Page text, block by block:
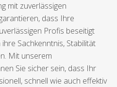
mit zuverlässigen
dass Ihre
Profis beseitigt
Sachkenntnis, Stabilität
Mit unserem
Sie sicher sein, dass Ihr
schnell wie auch effektiv